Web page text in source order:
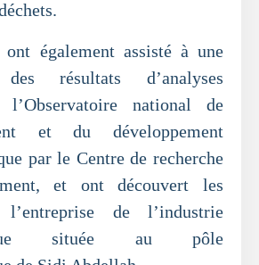
également assisté à une
des résultats d’analyses
l’Observatoire national de
et du développement
par le Centre de recherche
et ont découvert les
de l’industrie
située au pôle